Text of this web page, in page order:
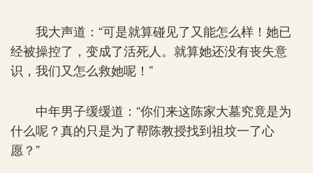
我大声道：“可是就算碰见了又能怎么样！她已
经被操控了，变成了活死人。就算她还没有丧失意
识，我们又怎么救她呢！”
中年男子缓缓道：“你们来这陈家大墓究竟是为
什么呢？真的只是为了帮陈教授找到祖坟一了心
愿？”